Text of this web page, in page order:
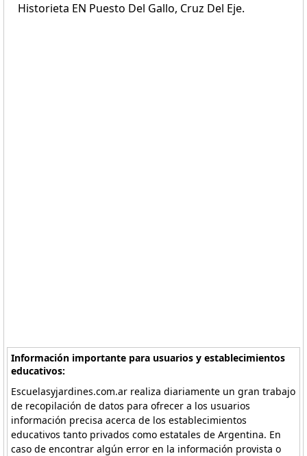
Historieta EN Puesto Del Gallo, Cruz Del Eje.
Información importante para usuarios y establecimientos
educativos:
Escuelasyjardines.com.ar realiza diariamente un gran trabajo
de recopilación de datos para ofrecer a los usuarios
información precisa acerca de los establecimientos
educativos tanto privados como estatales de Argentina. En
caso de encontrar algún error en la información provista o